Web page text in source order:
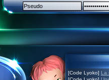
[Code Lyoko] La